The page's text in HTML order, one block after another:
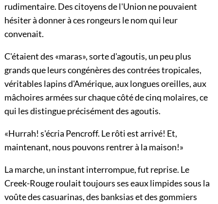
rudimentaire. Des citoyens de l'Union ne pouvaient
hésiter à donner à ces rongeurs le nom qui leur
convenait.
C'étaient des «maras», sorte d'agoutis, un peu plus
grands que leurs congénères des contrées tropicales,
véritables lapins d'Amérique, aux longues oreilles, aux
mâchoires armées sur chaque côté de cinq molaires, ce
qui les distingue précisément des agoutis.
«Hurrah! s'écria Pencroff. Le rôti est arrivé! Et,
maintenant, nous pouvons rentrer à la maison!»
La marche, un instant interrompue, fut reprise. Le
Creek-Rouge roulait toujours ses eaux limpides sous la
voûte des casuarinas, des banksias et des gommiers